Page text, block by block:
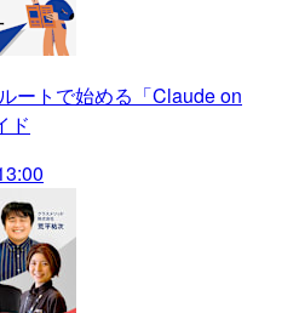
ートで始める「Claude on
ド